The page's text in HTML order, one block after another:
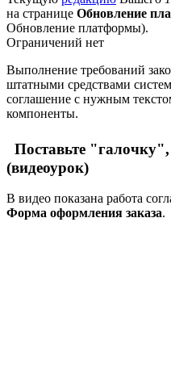
на странице Обновление
Обновление платформы).
Ограничений нет
Выполнение требований
штатными средствами
соглашение с нужным
компоненты.
Поставьте
(видеоурок)
В видео показана работа
Форма оформления заказа.